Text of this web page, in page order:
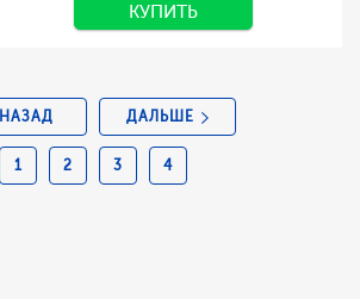
КУПИТЬ
НАЗАД
1 2 3 4
ДАЛЬШЕ